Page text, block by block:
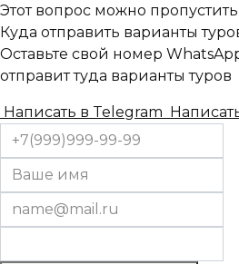
Этот вопрос можно пропустить
Куда отправить варианты
Оставьте свой номер
отправит туда варианты туров
Написать в Telegram